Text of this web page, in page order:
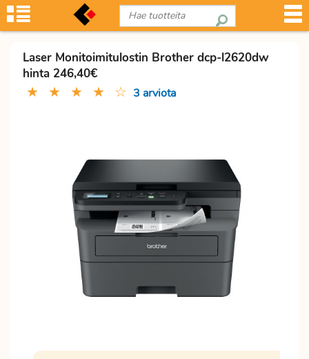
Laser Monitoimitulostin Brother dcp-l2620dw
hinta 246,40€
★ ★ ★ ★ ☆ 3 arviota